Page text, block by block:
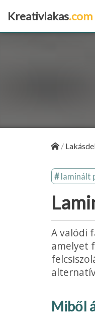
Kreativlakas.com
/
laminált
A valódi
amelyet
Miből